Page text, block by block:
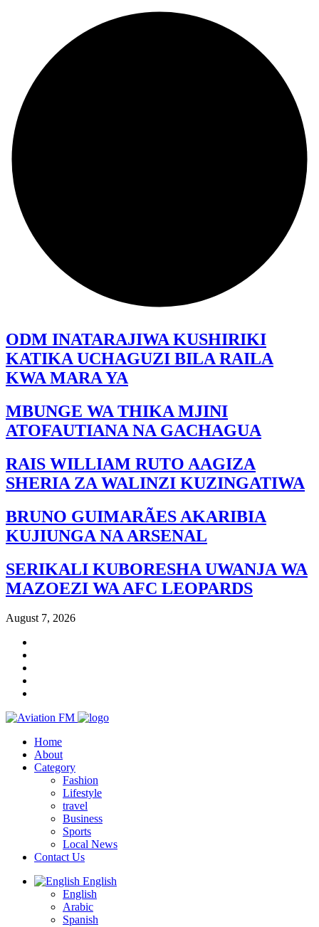
ODM INATARAJIWA KUSHIRIKI
KATIKA UCHAGUZI BILA RAILA
KWA MARA YA
MBUNGE WA THIKA MJINI
ATOFAUTIANA NA GACHAGUA
RAIS WILLIAM RUTO AAGIZA
SHERIA ZA WALINZI KUZINGATIWA
BRUNO GUIMARÃES AKARIBIA
KUJIUNGA NA ARSENAL
SERIKALI KUBORESHA UWANJA WA
MAZOEZI WA AFC LEOPARDS
August 7, 2026
Home
About
Category
Fashion
Lifestyle
travel
Business
Sports
Local News
Contact Us
English
English
Arabic
Spanish